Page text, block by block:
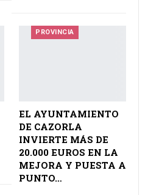
PROVINCIA
EL AYUNTAMIENTO
DE CAZORLA
INVIERTE MÁS DE
20.000 EUROS EN LA
MEJORA Y PUESTA A
PUNTO…